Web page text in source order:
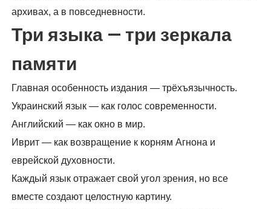
архивах, а в повседневности.
Три языка — три зеркала
памяти
Главная особенность издания — трёхъязычность.
Украинский язык — как голос современности.
Английский — как окно в мир.
Иврит — как возвращение к корням Агнона и
еврейской духовности.
Каждый язык отражает свой угол зрения, но все
вместе создают целостную картину.